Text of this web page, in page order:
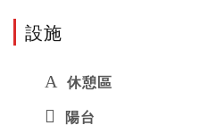
設施
休憩區
陽台